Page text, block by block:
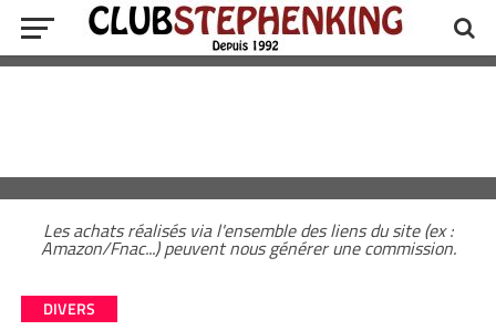
Les achats réalisés via l'ensemble des liens du site (ex :
Amazon/Fnac...) peuvent nous générer une commission.
DIVERS